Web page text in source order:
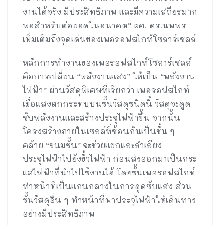
งานได้จริง มีประสิทธิภาพ และมีความเสถียรมาก
พอสำหรับต่อยอดในอนาคต” ผศ. ดร.นพพร
เพิ่มเติมถึงจุดเด่นของเพอรอฟสไกท์โซลาร์เซลล์
หลักการทำงานของเพอรอฟสไกท์โซลาร์เซลล์
คือการเปลี่ยน “พลังงานแสง” ให้เป็น “พลังงาน
ไฟฟ้า” ผ่านวัสดุพิเศษที่เรียกว่า เพอรอฟสไกท์
เมื่อแสงตกกระทบบนชั้นวัสดุชนิดนี้ วัสดุจะดูด
ซับพลังงานและสร้างประจุไฟฟ้าขึ้น จากนั้น
โครงสร้างภายในเซลล์ที่ซ้อนกันเป็นชั้น ๆ
คล้าย “ขนมชั้น” จะช่วยแยกและลำเลียง
ประจุไฟฟ้าไปยังขั้วไฟฟ้า ก่อนส่งออกมาเป็นกระ
แสไฟฟ้าที่นำไปใช้งานได้ โดยชั้นเพอรอฟสไกท์
ทำหน้าที่เป็นแกนกลางในการดูดซับแสง ส่วน
ชั้นวัสดุอื่น ๆ ทำหน้าที่พาประจุไฟฟ้าให้เดินทาง
อย่างมีประสิทธิภาพ